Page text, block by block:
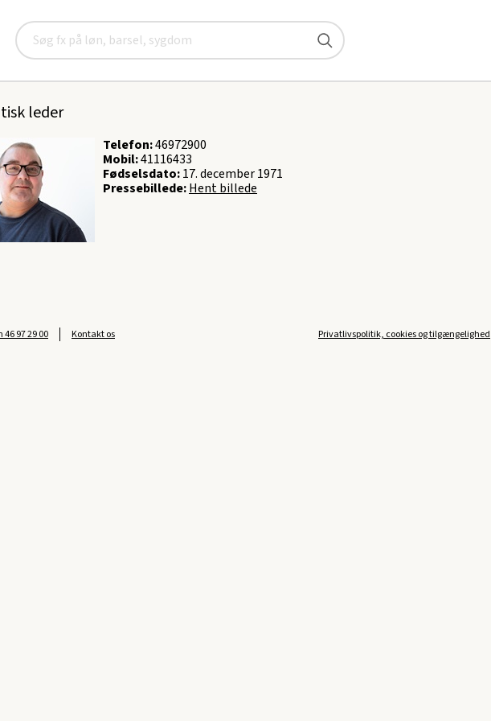
SøgKontakt Politisk ledelse Peter Bech Christensen
Bech Christensen
leder
Telefon:46972900
Mobil:41116433
Fødselsdato:17. december 1971
Pressebillede:Hent billede
46 97 29 00 Kontakt os Privatlivspolitik, cookies og tilgængelighed